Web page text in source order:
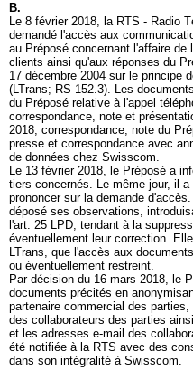
B.
Le 8 février 2018, la RTS - Radio
demandé l'accès aux
au Préposé concernant l'affaire
clients ainsi qu'aux réponses du
17 décembre 2004 sur le principe
(LTrans; RS 152.3). Les
du Préposé relative à l'appel
correspondance, note et
2018, correspondance, note du
presse et correspondance avec
de données chez Swisscom.
Le 13 février 2018, le Préposé a
tiers concernés. Le même jour, il
prononcer sur la demande
déposé ses observations,
l'art. 25 LPD, tendant à la
éventuellement leur correction.
LTrans, que l'accès aux
ou éventuellement restreint.
Par décision du 16 mars 2018, le
documents précités en
partenaire commercial des
des collaborateurs des parties
et les adresses e-mail des
été notifiée à la RTS avec des
dans son intégralité à Swisscom.